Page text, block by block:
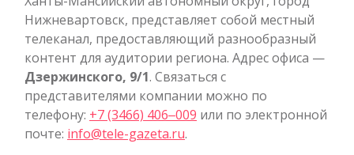
Нижневартовск, представляет собой местный
телеканал, предоставляющий разнообразный
контент для аудитории региона. Адрес офиса —
Дзержинского, 9/1. Связаться с
представителями компании можно по
телефону: +7 (3466) 406‒009 или по электронной
почте: info@tele-gazeta.ru.